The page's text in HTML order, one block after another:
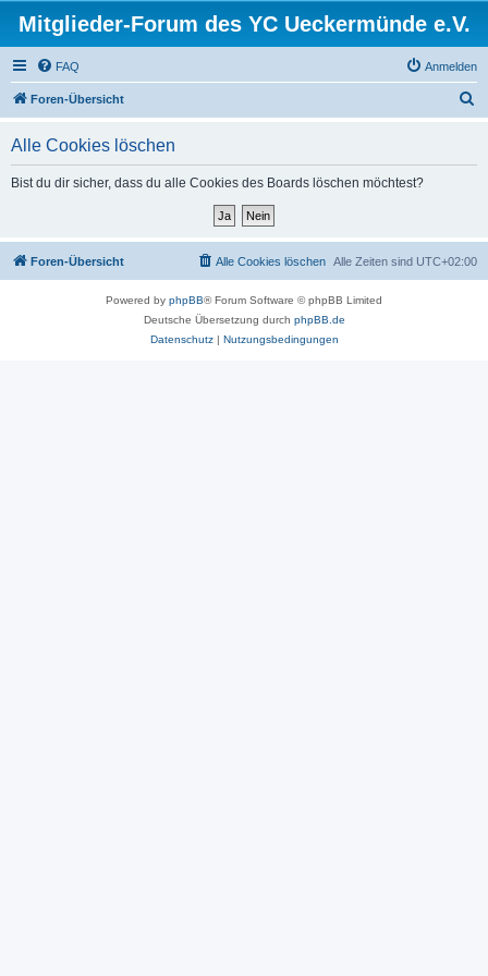
Mitglieder-Forum des YC Ueckermünde e.V.
FAQ Anmelden
Foren-Übersicht
Alle Cookies löschen
Bist du dir sicher, dass du alle Cookies des Boards löschen möchtest?
Foren-Übersicht Alle Zeiten sind UTC+02:00
Alle Cookies löschen
Powered by phpBB® Forum Software © phpBB Limited
Deutsche Übersetzung durch phpBB.de
Datenschutz| Nutzungsbedingungen